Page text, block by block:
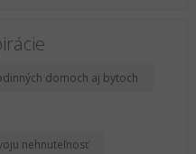
domoch aj bytoch
nehnuteľnosť